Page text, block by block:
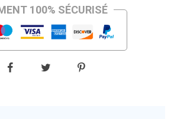
100% SÉCURISÉ